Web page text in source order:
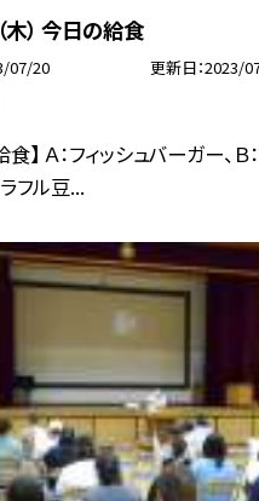
木） 今日の給食
07/20 更新日 2023/
食】 Ａ：フィッシュバーガー、
フル豆...